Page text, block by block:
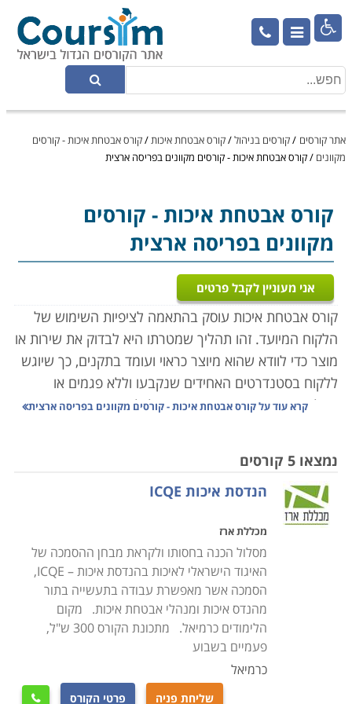

אתר קורסים /קורסים בניהול/קורס אבטחת איכות/קורס אבטחת איכות - קורסים
מקוונים /קורס אבטחת איכות - קורסים מקוונים בפריסה ארצית
קורס אבטחת איכות- קורסים
מקוונים בפריסה ארצית
אני מעוניין לקבל פרטים
קורס אבטחת איכות עוסק בהתאמה לציפיות השימוש של
הלקוח המיועד. זהו תהליך שמטרתו היא לבדוק את שירות או
מוצר כדי לוודא שהוא מיוצר כראוי ועומד בתקנים, כך שיוגש
ללקוח בסטנדרטים האחידים שנקבעו וללא פגמים או
תקלות. הגדרת האיכות היא שונה לכל מקרה באופן פרטני
ותקנים חיצוניים, בעיקר במקרים בהם יש לדבר חשיבות
קריטית; מי שירכוש חולצה שלא תשרוד כביסה ראשונה
יפסיד כמה שקלים ואולי את מצב הרוח, אך מי שירכוש
תרופה או רכב שאינם עומדים בתקן האיכות עלול להפסיד
את בריאותו או חייו. לשם כך חובה על ספקי מוצרים שכאלו
להיות כפופים לגורמים חיצוניים מחייבים כמו מכון התקנים,
איגוד התקינה, מינהל המזון והתרופות האמריקאי, המועצה
הציבורית לאיכות בישראל או הנציבות הבינלאומית
לאלקטרוטכניקה. במקרים אחרים נעשית בחירה מחייבת
מרצון לעמוד בכללים אשר יעניקו תו תקן כמו למשל תקני
, אשר מזוהים גם בקרב ציבור הצרכנים הרוכשים
קרא עוד עלקורס אבטחת איכות - קורסים מקוונים בפריסה ארצית
נמצאו 5 קורסים
הנדסת איכות ICQE
מכללת ארז
מסלול הכנה בחסותו ולקראת מבחן ההסמכה של
האיגוד הישראלי לאיכות בהנדסת איכות – ICQE,
הסמכה אשר מאפשרת עבודה בתעשייה בתור
מהנדס איכות ומנהלי אבטחת איכות. מקום
הלימודים כרמיאל. מתכונת הקורס 300 ש"ל,
פעמיים בשבוע
כרמיאל
שליחת פניה פרטי הקורס 